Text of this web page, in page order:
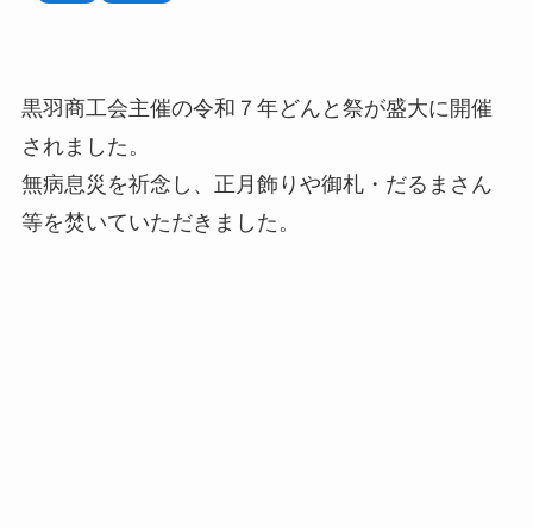
黒羽商工会主催の令和７年どんと祭が盛大に開催
されました。
無病息災を祈念し、正月飾りや御札・だるまさん
等を焚いていただきました。